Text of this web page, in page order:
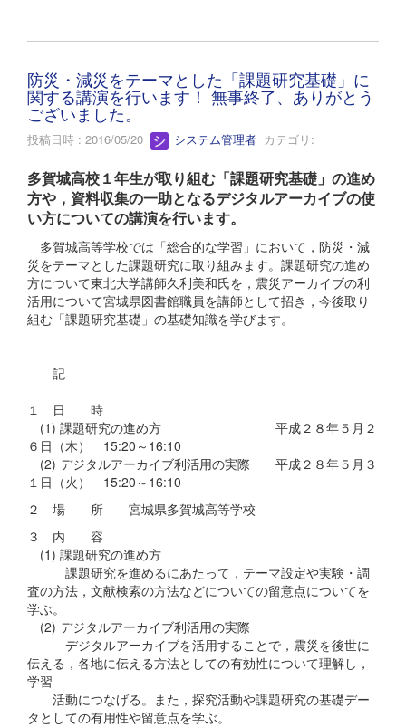
防災・減災をテーマとした「課題研究基礎」に
関する講演を行います！ 無事終了、ありがとう
ございました。
投稿日時 : 2016/05/20 システム管理者 カテゴリ:
多賀城高校１年生が取り組む「課題研究基礎」の進め
方や，資料収集の一助となるデジタルアーカイブの使
い方についての講演を行います。
多賀城高等学校では「総合的な学習」において，防災・減
災をテーマとした課題研究に取り組みます。課題研究の進め
方について東北大学講師久利美和氏を，震災アーカイブの利
活用について宮城県図書館職員を講師として招き，今後取り
組む「課題研究基礎」の基礎知識を学びます。
記
１ 日 時
(1) 課題研究の進め方 平成２８年５月２
６日（木） 15:20～16:10
(2) デジタルアーカイブ利活用の実際 平成２８年５月３
１日（火） 15:20～16:10
２ 場 所 宮城県多賀城高等学校
３ 内 容
(1) 課題研究の進め方
課題研究を進めるにあたって，テーマ設定や実験・調
査の方法，文献検索の方法などについての留意点についてを
学ぶ。
(2) デジタルアーカイブ利活用の実際
デジタルアーカイブを活用することで，震災を後世に
伝える，各地に伝える方法としての有効性について理解し，
学習
活動につなげる。また，探究活動や課題研究の基礎デー
タとしての有用性や留意点を学ぶ。